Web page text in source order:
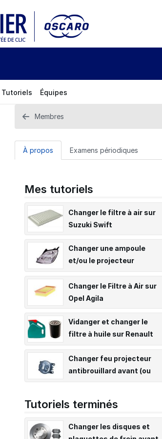
Tutoriels Équipes
Membres
À propos Examens périodiques
Mes tutoriels
Changer le filtre à air sur
Suzuki Swift
Changer une ampoule
et/ou le projecteur
principal sur Ford Fiesta V
Changer le Filtre à Air sur
Opel Agila
Vidanger et changer le
filtre à huile sur Renault
Trafic 2
Changer feu projecteur
antibrouillard avant (ou
feu LED de jour) sur Suzuki
Tutoriels terminés
Changer les disques et